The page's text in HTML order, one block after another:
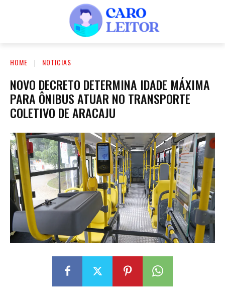
HOME NOTICIAS
NOVO DECRETO DETERMINA IDADE MÁXIMA
PARA ÔNIBUS ATUAR NO TRANSPORTE
COLETIVO DE ARACAJU